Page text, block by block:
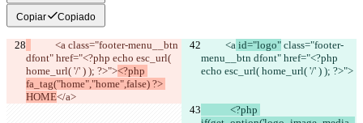
Copiar Copiado
          <a
class="footer-menu__btn
dfont" href="<?php echo esc_url(
home_url( '/' ) ); ?>"><?php
fa_tag("home","home",false) ?>
HOME</a>
          <a
id="logo" class="footer-
menu__btn dfont" href="<?php
echo esc_url( home_url( '/' ) ); ?>">